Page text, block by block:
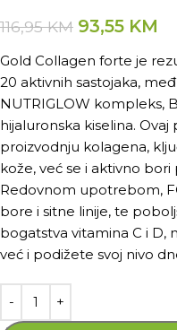
116,95KM 93,55 KM
Gold Collagen forte je
20 aktivnih sastojaka,
NUTRIGLOW kompleks,
hijaluronska kiselina.
proizvodnju kolagena,
kože, već se i aktivno
Redovnom upotrebom,
bore i sitne linije, te
bogatstva vitamina C i D,
već i podižete svoj nivo